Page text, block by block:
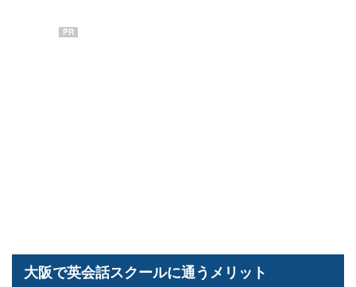
PR
大阪で英会話スクールに通うメリット